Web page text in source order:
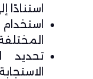
استنادًا
تحديد